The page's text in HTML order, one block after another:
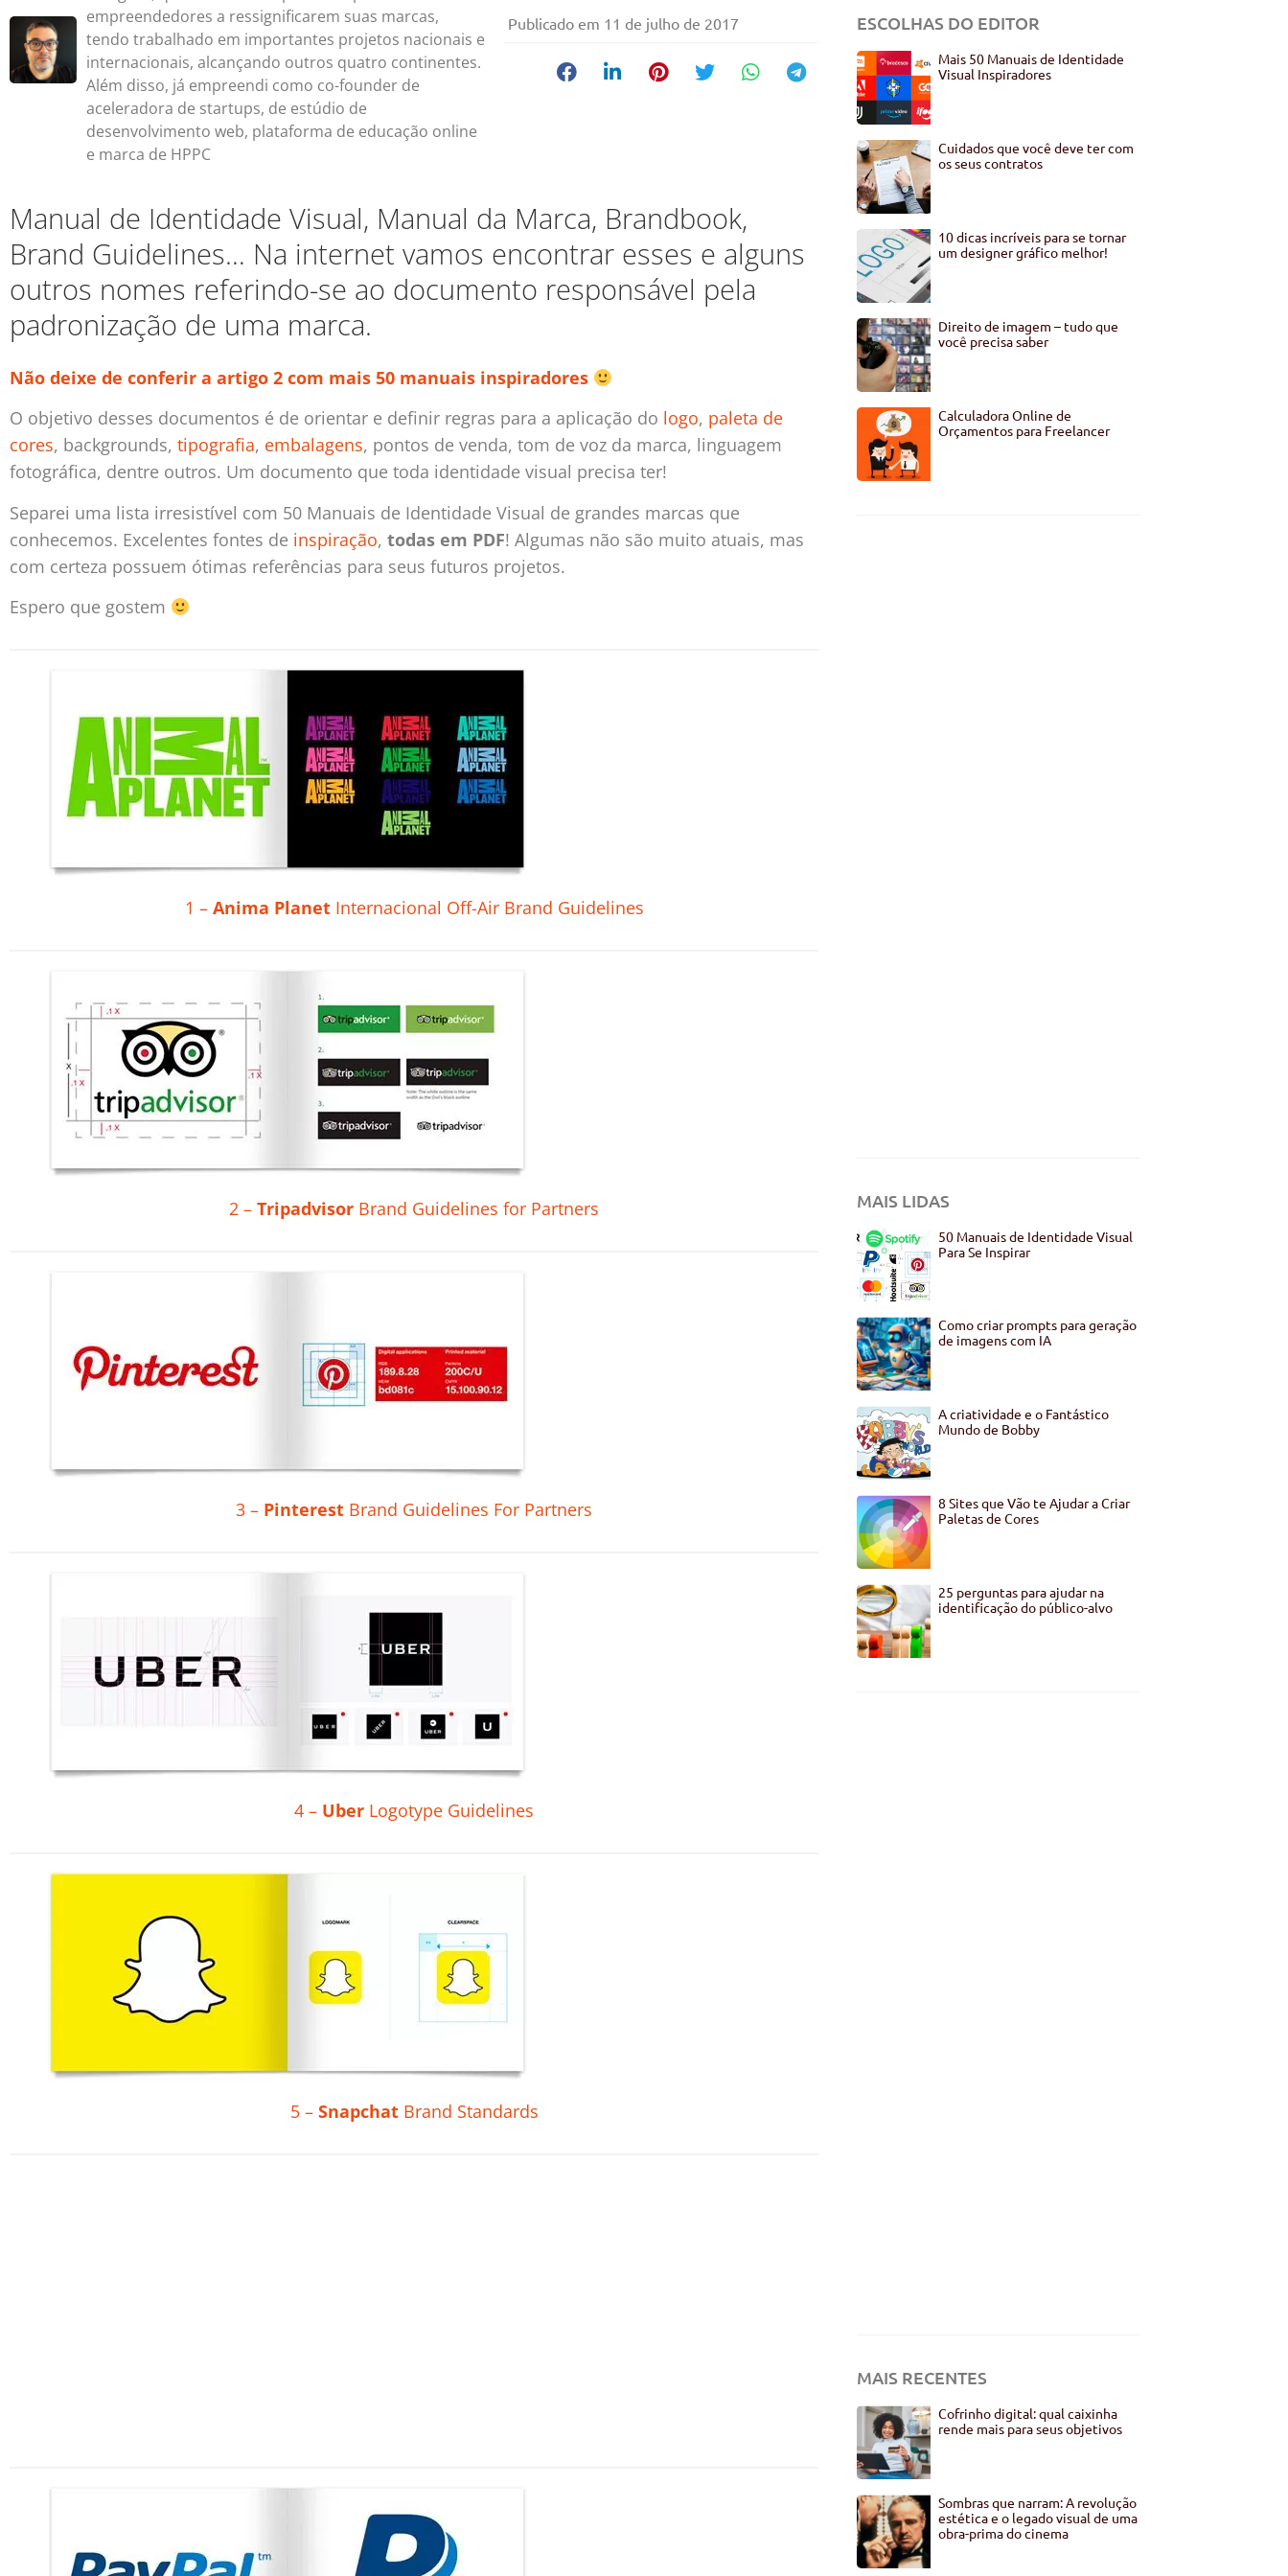
empreendedores a ressignificarem suas marcas,
tendo trabalhado em importantes projetos nacionais e
internacionais, alcançando outros quatro continentes.
Além disso, já empreendi como co-founder de
aceleradora de startups, de estúdio de
desenvolvimento web, plataforma de educação online
e marca de HPPC
Publicado em 11 de julho de 2017
Manual de Identidade Visual, Manual da Marca, Brandbook,
Brand Guidelines… Na internet vamos encontrar esses e alguns
outros nomes referindo-se ao documento responsável pela
padronização de uma marca.
Não deixe de conferir a artigo 2 com mais 50 manuais inspiradores
O objetivo desses documentos é de orientar e definir regras para a aplicação do logo, paleta de
cores, backgrounds, tipografia, embalagens, pontos de venda, tom de voz da marca, linguagem
fotográfica, dentre outros. Um documento que toda identidade visual precisa ter!
Separei uma lista irresistível com 50 Manuais de Identidade Visual de grandes marcas que
conhecemos. Excelentes fontes de inspiração, todas em PDF! Algumas não são muito atuais, mas
com certeza possuem ótimas referências para seus futuros projetos.
Espero que gostem
1 – Anima PlanetInternacional Off-Air Brand Guidelines
2 – Tripadvisor Brand Guidelines for Partners
3 – Pinterest Brand Guidelines For Partners
4 – Uber Logotype Guidelines
5 – SnapchatBrand Standards
ESCOLHAS DO EDITOR
Mais 50 Manuais de Identidade
Visual Inspiradores
Cuidados que você deve ter com
os seus contratos
10 dicas incríveis para se tornar
um designer gráfico melhor!
Direito de imagem – tudo que
você precisa saber
Calculadora Online de
Orçamentos para Freelancer
MAIS LIDAS
50 Manuais de Identidade Visual
Para Se Inspirar
Como criar prompts para geração
de imagens com IA
A criatividade e o Fantástico
Mundo de Bobby
8 Sites que Vão te Ajudar a Criar
Paletas de Cores
25 perguntas para ajudar na
identificação do público-alvo
MAIS RECENTES
Cofrinho digital: qual caixinha
rende mais para seus objetivos
Sombras que narram: A revolução
estética e o legado visual de uma
obra-prima do cinema